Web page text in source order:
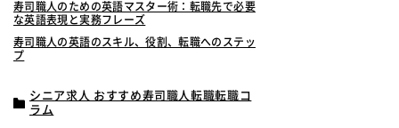
寿司職人のための英語マスター術：転職先で必要
な英語表現と実務フレーズ
寿司職人の英語のスキル、役割、転職へのステッ
プ
シニア求人 おすすめ寿司職人転職転職コ
ラム